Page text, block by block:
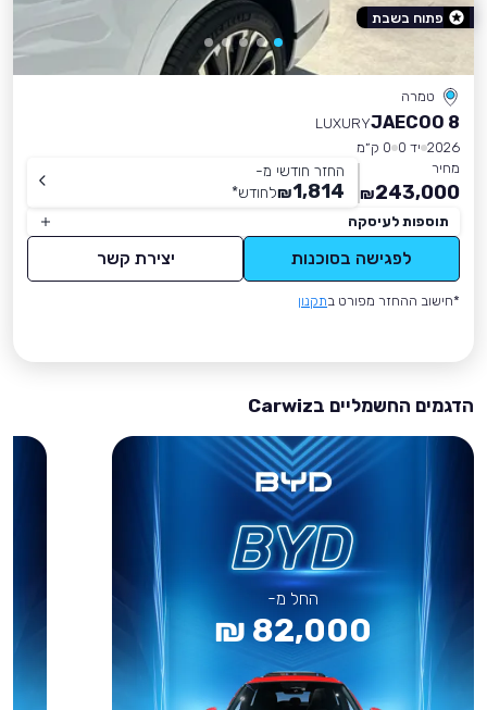
טמרה
JAECOO 8
LUXURY
2026 יד 0
0 ק״מ
מחיר
243,000
₪
החזר חודשי מ-
1,814
₪לחודש*
תוספות לעיסקה
לפגישה בסוכנות יצירת קשר
*חישוב ההחזר מפורט בתקנון
פתוח בשבת
הדגמים החשמליים בCarwiz
החל מ-
82,000 ₪